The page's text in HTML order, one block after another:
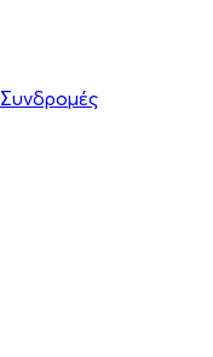
Συνδρομές